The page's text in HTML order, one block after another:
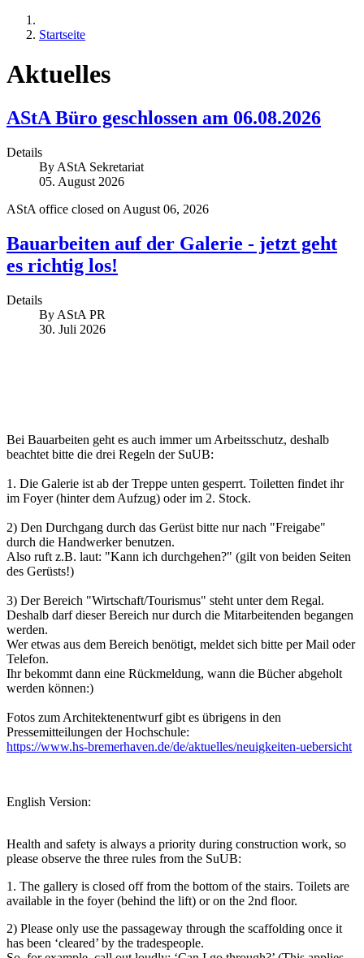
Startseite
Aktuelles
AStA Büro geschlossen am 06.08.2026
Details
By AStA Sekretariat
05. August 2026
AStA office closed on August 06, 2026
Bauarbeiten auf der Galerie - jetzt geht
es richtig los!
Details
By AStA PR
30. Juli 2026
Bei Bauarbeiten geht es auch immer um Arbeitsschutz, deshalb
beachtet bitte die drei Regeln der SuUB:
1. Die Galerie ist ab der Treppe unten gesperrt. Toiletten findet ihr
im Foyer (hinter dem Aufzug) oder im 2. Stock.
2) Den Durchgang durch das Gerüst bitte nur nach "Freigabe"
durch die Handwerker benutzen.
Also ruft z.B. laut: "Kann ich durchgehen?" (gilt von beiden Seiten
des Gerüsts!)
3) Der Bereich "Wirtschaft/Tourismus" steht unter dem Regal.
Deshalb darf dieser Bereich nur durch die Mitarbeitenden begangen
werden.
Wer etwas aus dem Bereich benötigt, meldet sich bitte per Mail oder
Telefon.
Ihr bekommt dann eine Rückmeldung, wann die Bücher abgeholt
werden können:)
Fotos zum Architektenentwurf gibt es übrigens in den
Pressemitteilungen der Hochschule:
https://www.hs-bremerhaven.de/de/aktuelles/neuigkeiten-uebersicht
English Version:
Health and safety is always a priority during construction work, so
please observe the three rules from the SuUB:
1. The gallery is closed off from the bottom of the stairs. Toilets are
available in the foyer (behind the lift) or on the 2nd floor.
2) Please only use the passageway through the scaffolding once it
has been ‘cleared’ by the tradespeople.